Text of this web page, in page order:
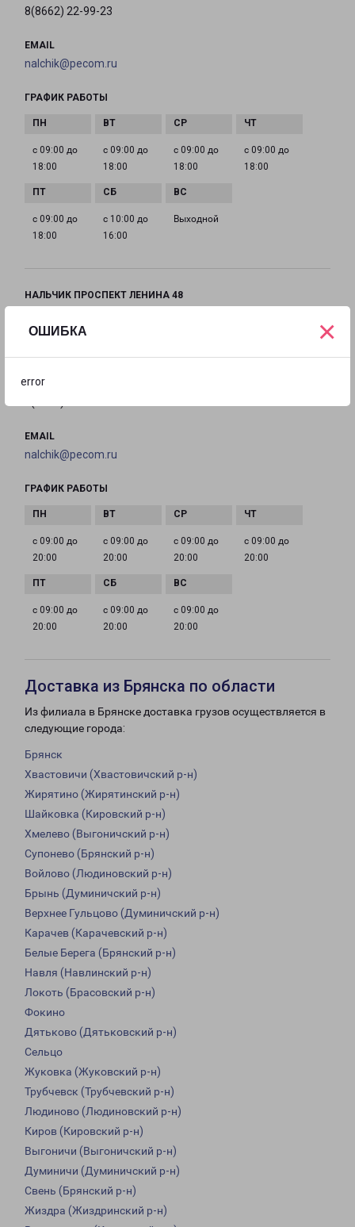
ОШИБКА
error
×
8(8662) 22-99-23
EMAIL
nalchik@pecom.ru
ГРАФИК РАБОТЫ
с 09:00 до
18:00
с 09:00 до
18:00
с 09:00 до
18:00
с 09:00 до
18:00
с 09:00 до
18:00
с 10:00 до
16:00
Выходной
НАЛЬЧИК ПРОСПЕКТ ЛЕНИНА 48
ТЕЛЕФОН
EMAIL
nalchik@pecom.ru
ГРАФИК РАБОТЫ
с 09:00 до
20:00
с 09:00 до
20:00
с 09:00 до
20:00
с 09:00 до
20:00
с 09:00 до
20:00
с 09:00 до
20:00
с 09:00 до
20:00
Доставка из Брянска по области
Из филиала в Брянске доставка грузов осуществляется в
следующие города:
Брянск
Хвастовичи (Хвастовичский р-н)
Жирятино (Жирятинский р-н)
Шайковка (Кировский р-н)
Хмелево (Выгоничский р-н)
Супонево (Брянский р-н)
Войлово (Людиновский р-н)
Брынь (Думиничский р-н)
Верхнее Гульцово (Думиничский р-н)
Карачев (Карачевский р-н)
Белые Берега (Брянский р-н)
Навля (Навлинский р-н)
Локоть (Брасовский р-н)
Фокино
Дятьково (Дятьковский р-н)
Сельцо
Жуковка (Жуковский р-н)
Трубчевск (Трубчевский р-н)
Людиново (Людиновский р-н)
Киров (Кировский р-н)
Выгоничи (Выгоничский р-н)
Думиничи (Думиничский р-н)
Свень (Брянский р-н)
Жиздра (Жиздринский р-н)